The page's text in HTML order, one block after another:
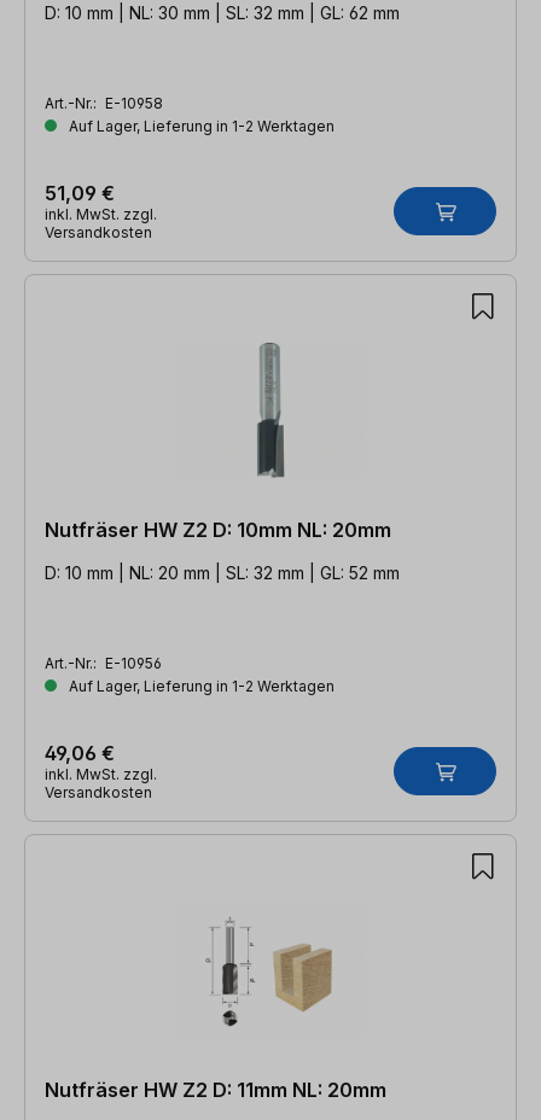
D: 10 mm | NL: 30 mm | SL: 32 mm | GL: 62 mm
Art.-Nr.: E-10958
Auf Lager, Lieferung in 1-2 Werktagen
51,09 €
inkl. MwSt. zzgl.
Versandkosten
Nutfräser HW Z2 D: 10mm NL: 20mm
D: 10 mm | NL: 20 mm | SL: 32 mm | GL: 52 mm
Art.-Nr.: E-10956
Auf Lager, Lieferung in 1-2 Werktagen
49,06 €
inkl. MwSt. zzgl.
Versandkosten
Nutfräser HW Z2 D: 11mm NL: 20mm